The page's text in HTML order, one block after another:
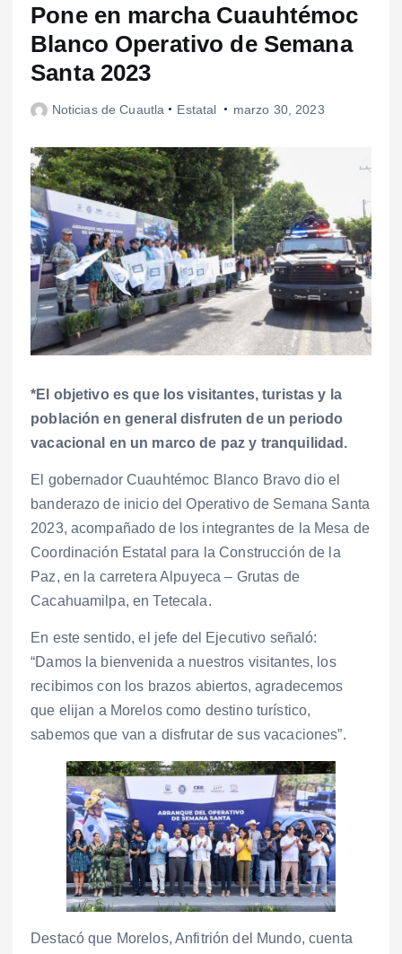
Pone en marcha Cuauhtémoc
Blanco Operativo de Semana
Santa 2023
Noticias de Cuautla Estatal marzo 30, 2023
*El objetivo es que los visitantes, turistas y la
población en general disfruten de un periodo
vacacional en un marco de paz y tranquilidad.
El gobernador Cuauhtémoc Blanco Bravo dio el
banderazo de inicio del Operativo de Semana Santa
2023, acompañado de los integrantes de la Mesa de
Coordinación Estatal para la Construcción de la
Paz, en la carretera Alpuyeca – Grutas de
Cacahuamilpa, en Tetecala.
En este sentido, el jefe del Ejecutivo señaló:
“Damos la bienvenida a nuestros visitantes, los
recibimos con los brazos abiertos, agradecemos
que elijan a Morelos como destino turístico,
sabemos que van a disfrutar de sus vacaciones”.
Destacó que Morelos, Anfitrión del Mundo, cuenta